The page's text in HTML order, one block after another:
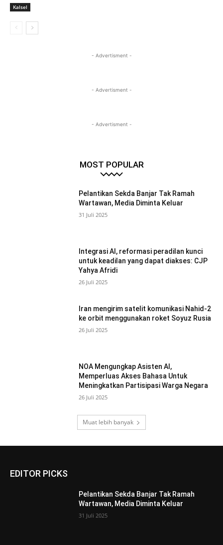
Kalsel
- Advertisment -
- Advertisment -
- Advertisment -
MOST POPULAR
Pelantikan Sekda Banjar Tak Ramah
Wartawan, Media Diminta Keluar
31 Juli 2025
Integrasi AI, reformasi peradilan kunci
untuk keadilan yang dapat diakses: CJP
Yahya Afridi
26 Juli 2025
Iran mengirim satelit komunikasi Nahid-2
ke orbit menggunakan roket Soyuz Rusia
26 Juli 2025
NOA Mengungkap Asisten AI,
Memperluas Akses Bahasa Untuk
Meningkatkan Partisipasi Warga Negara
26 Juli 2025
Muat lebih banyak
EDITOR PICKS
Pelantikan Sekda Banjar Tak Ramah
Wartawan, Media Diminta Keluar
31 Juli 2025